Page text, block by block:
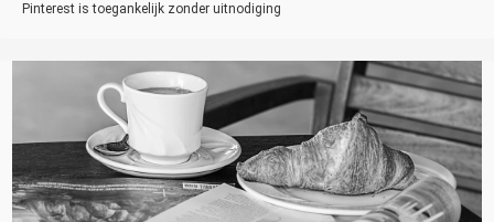
Pinterest is toegankelijk zonder uitnodiging